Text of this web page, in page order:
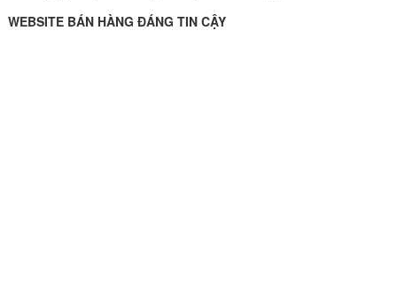
WEBSITE BÁN HÀNG ĐÁNG TIN CẬY